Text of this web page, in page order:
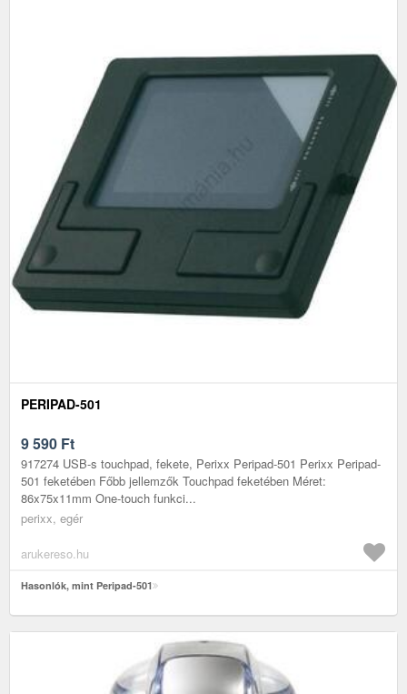
PERIPAD-501
9 590 Ft
917274 USB-s touchpad, fekete, Perixx Peripad-501 Perixx Peripad-
501 feketében Főbb jellemzők Touchpad feketében Méret:
86x75x11mm One-touch funkci...
perixx, egér
arukereso.hu
Hasonlók, mint Peripad-501